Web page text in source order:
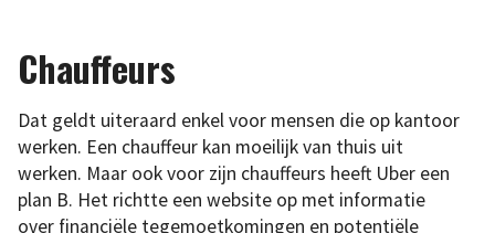
Chauffeurs
Dat geldt uiteraard enkel voor mensen die op kantoor
werken. Een chauffeur kan moeilijk van thuis uit
werken. Maar ook voor zijn chauffeurs heeft Uber een
plan B. Het richtte een website op met informatie
over financiële tegemoetkomingen en potentiële